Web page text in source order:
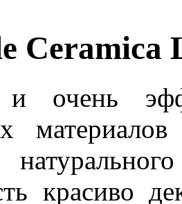
Ceramica
и очень
красиво